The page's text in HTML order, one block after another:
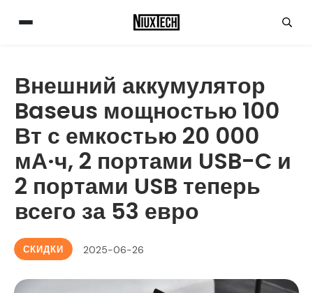
Внешний аккумулятор
Baseus мощностью 100
Вт с емкостью 20 000
мА·ч, 2 портами USB-C и
2 портами USB теперь
всего за 53 евро
СКИДКИ 2025-06-26